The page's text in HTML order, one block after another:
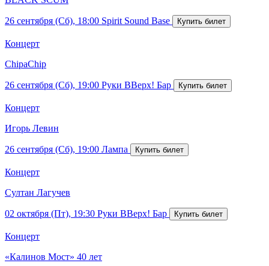
26 сентября (Сб), 18:00 Spirit Sound Base
Концерт
ChipaChip
26 сентября (Сб), 19:00 Руки ВВерх! Бар
Концерт
Игорь Левин
26 сентября (Сб), 19:00 Лампа
Концерт
Султан Лагучев
02 октября (Пт), 19:30 Руки ВВерх! Бар
Концерт
«Калинов Мост» 40 лет